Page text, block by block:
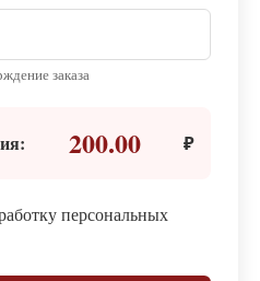
заказа
200.00 ₽
персональных